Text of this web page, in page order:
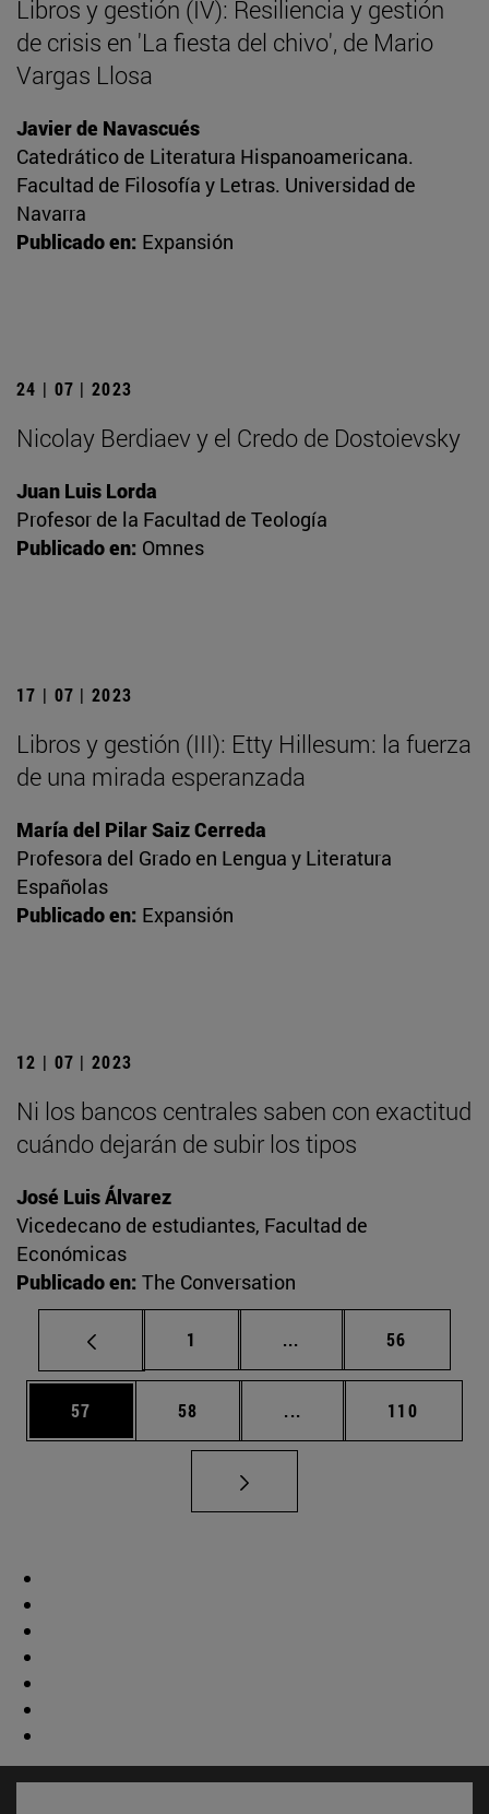
Libros y gestión (IV): Resiliencia y gestión
de crisis en 'La fiesta del chivo', de Mario
Vargas Llosa
Javier de Navascués
Catedrático de Literatura Hispanoamericana.
Facultad de Filosofía y Letras. Universidad de
Navarra
Publicado en: Expansión
24 | 07 | 2023
Nicolay Berdiaev y el Credo de Dostoievsky
Juan Luis Lorda
Profesor de la Facultad de Teología
Publicado en: Omnes
17 | 07 | 2023
Libros y gestión (III): Etty Hillesum: la fuerza
de una mirada esperanzada
María del Pilar Saiz Cerreda
Profesora del Grado en Lengua y Literatura
Españolas
Publicado en: Expansión
12 | 07 | 2023
Ni los bancos centrales saben con exactitud
cuándo dejarán de subir los tipos
José Luis Álvarez
Vicedecano de estudiantes, Facultad de
Económicas
Publicado en: The Conversation
Página
1 ... Páginas intermedias
Página
56
Página
57 Página
58 ... Páginas intermedias
Página
110